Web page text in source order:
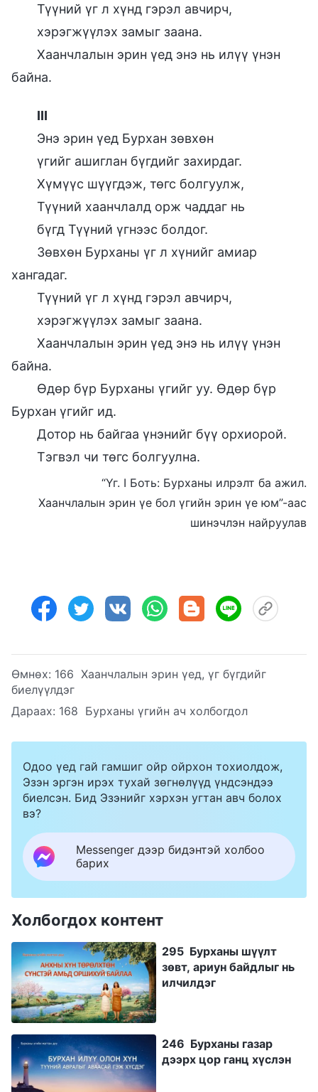
Түүний үг л хүнд гэрэл авчирч,
хэрэгжүүлэх замыг заана.
Хаанчлалын эрин үед энэ нь илүү үнэн
байна.
III
Энэ эрин үед Бурхан зөвхөн
үгийг ашиглан бүгдийг захирдаг.
Хүмүүс шүүгдэж, төгс болгуулж,
Түүний хаанчлалд орж чаддаг нь
бүгд Түүний үгнээс болдог.
Зөвхөн Бурханы үг л хүнийг амиар
хангадаг.
Түүний үг л хүнд гэрэл авчирч,
хэрэгжүүлэх замыг заана.
Хаанчлалын эрин үед энэ нь илүү үнэн
байна.
Өдөр бүр Бурханы үгийг уу. Өдөр бүр
Бурхан үгийг ид.
Дотор нь байгаа үнэнийг бүү орхиорой.
Тэгвэл чи төгс болгуулна.
“Үг. I Боть: Бурханы илрэлт ба ажил.
Хаанчлалын эрин үе бол үгийн эрин үе юм”-аас
шинэчлэн найруулав
Өмнөх: 166 Хаанчлалын эрин үед, үг бүгдийг
биелүүлдэг
Дараах: 168 Бурханы үгийн ач холбогдол
Одоо үед гай гамшиг ойр ойрхон тохиолдож,
Эзэн эргэн ирэх тухай зөгнөлүүд үндсэндээ
биелсэн. Бид Эзэнийг хэрхэн угтан авч болох
вэ?
Messenger дээр бидэнтэй холбоо
барих
Холбогдох контент
295 Бурханы шүүлт
зөвт, ариун байдлыг нь
илчилдэг
246 Бурханы газар
дээрх цор ганц хүслэн